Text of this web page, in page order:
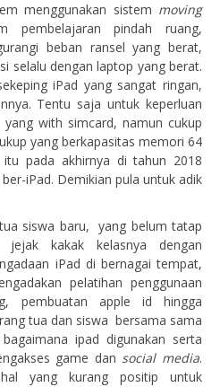
menggunakan sistem moving
pindah ruang,
beban ransel yang berat,
selalu dengan laptop yang berat.
iPad yang sangat ringan,
Tentu saja untuk keperluan
with simcard, namun cukup
yang berkapasitas memori 64
itu pada akhirnya di tahun 2018
iPad. Demikian pula untuk adik
siswa baru, yang belum tatap
jejak kakak kelasnya dengan
iPad di bernagai tempat,
pelatihan penggunaan
pembuatan apple id hingga
tua dan siswa bersama sama
ipad digunakan serta
game dan social media.
yang kurang positip untuk